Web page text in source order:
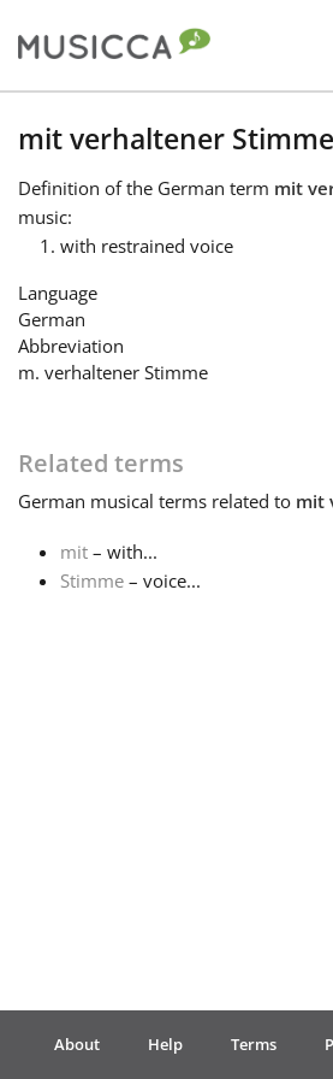
Bahasa Indonesia
Български
Deutsch
Español
Français
Português
mit verhaltener Stimme
Definition of the German term mit
music:
with restrained voice
Language
German
Abbreviation
m. verhaltener Stimme
Related terms
German musical terms related to mit
mit – with...
Stimme – voice...
About Help Terms